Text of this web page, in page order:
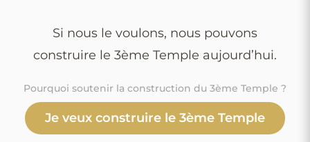
Si nous le voulons, nous pouvons
construire le 3ème Temple aujourd’hui.
Pourquoi soutenir la construction du 3ème Temple ?
Je veux construire le 3ème Temple